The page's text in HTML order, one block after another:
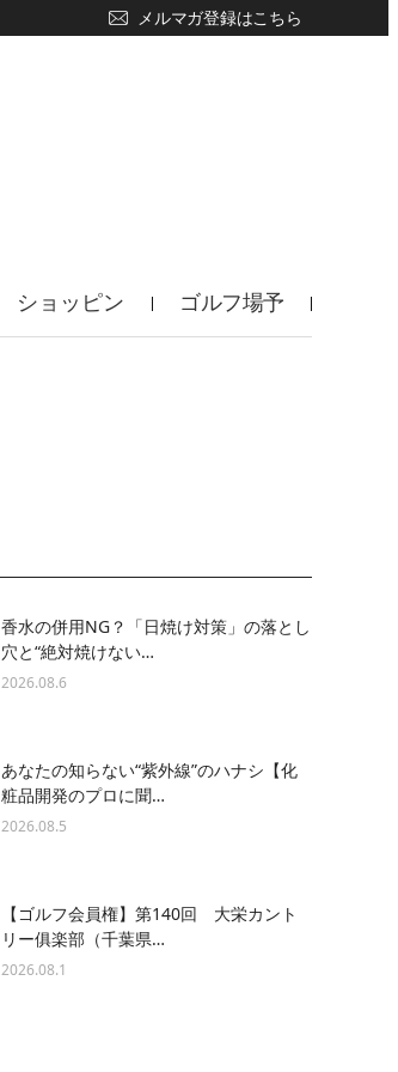
ショッピン ゴルフ場予
メルマガ登録はこちら
香水の併用NG？「日焼け対策」の落とし
穴と“絶対焼けない…
2026.08.6
あなたの知らない“紫外線”のハナシ【化
粧品開発のプロに聞…
2026.08.5
【ゴルフ会員権】第140回 大栄カント
リー俱楽部（千葉県…
2026.08.1